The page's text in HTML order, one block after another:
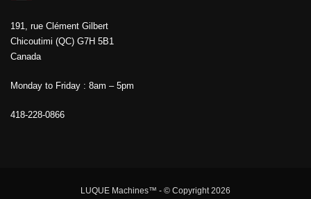
191, rue Clément Gilbert
Chicoutimi (QC) G7H 5B1
Canada
Monday to Friday : 8am – 5pm
418-228-0866
LUQUE Machines™ - © Copyright 2026